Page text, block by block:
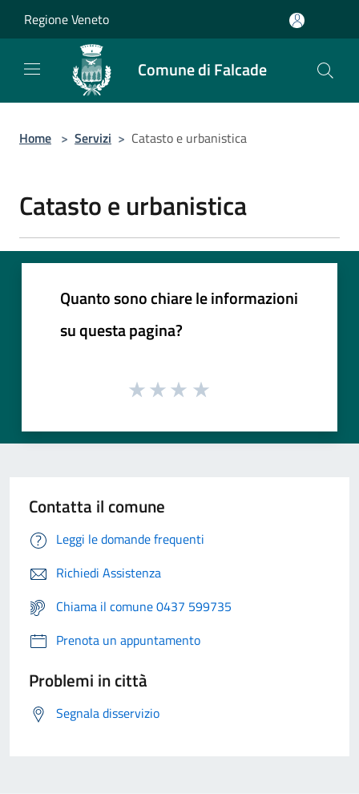
Regione Veneto
Comune di Falcade
Home > Servizi > Catasto e urbanistica
Catasto e urbanistica
Quanto sono chiare le informazioni
su questa pagina?
Contatta il comune
Leggi le domande frequenti
Richiedi Assistenza
Chiama il comune 0437 599735
Prenota un appuntamento
Problemi in città
Segnala disservizio